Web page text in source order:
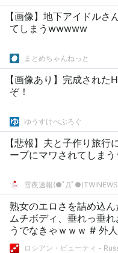
【画像】地下アイドルさ
てしまうwwwww
まとめちゃんねっと
【画像あり】完成された
ぞ！
ゆうすけべぶろぐ
【悲報】夫と子作り旅
ープにマワされてしま
雪夜速報(●ﾟДﾟ●)TWINEWS
熟女のエロさを詰め込
ムチボディ、垂れっ垂
うでなきゃｗｗｗ # 外
ロシアン・ビューティ -